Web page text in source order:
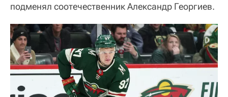
подменял соотечественник Александр Георгиев.